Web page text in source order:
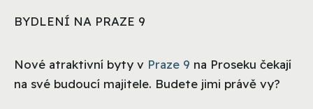
BYDLENÍ NA PRAZE 9
Nové atraktivní byty v Praze 9 na Proseku čekají
na své budoucí majitele. Budete jimi právě vy?